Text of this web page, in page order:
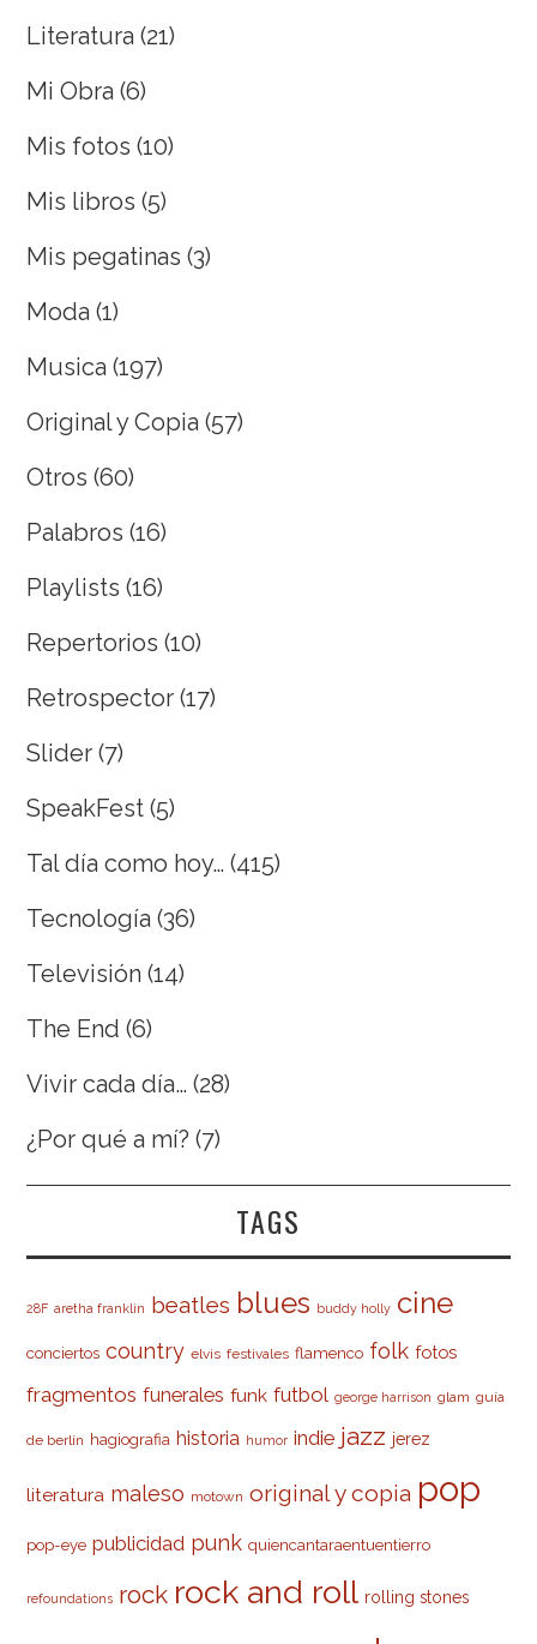
Literatura (21)
Mi Obra (6)
Mis fotos (10)
Mis libros (5)
Mis pegatinas (3)
Moda (1)
Musica (197)
Original y Copia (57)
Otros (60)
Palabros (16)
Playlists (16)
Repertorios (10)
Retrospector (17)
Slider (7)
SpeakFest (5)
Tal día como hoy… (415)
Tecnología (36)
Televisión (14)
The End (6)
Vivir cada día… (28)
¿Por qué a mí? (7)
TAGS
28F aretha franklin beatles blues buddy holly cine
conciertos country elvis festivales flamenco folk fotos
fragmentos funerales funk futbol george harrison glam guía
de berlín hagiografia historia humor indie jazz jerez
literatura maleso motown original y copia pop
pop-eye publicidad punk quiencantaraentuentierro
refoundations rock rock and roll rolling stones